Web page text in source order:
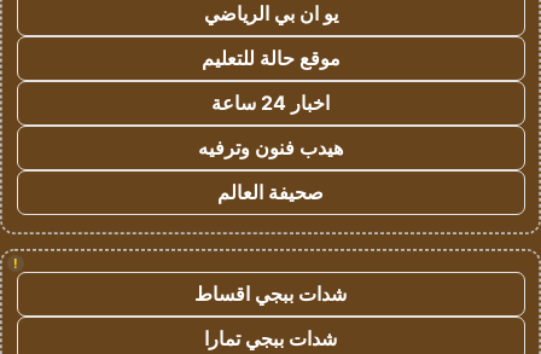
يو ان بي الرياضي
موقع حالة للتعليم
اخبار 24 ساعة
هيدب فنون وترفيه
صحيفة العالم
!
شدات ببجي اقساط
شدات ببجي تمارا